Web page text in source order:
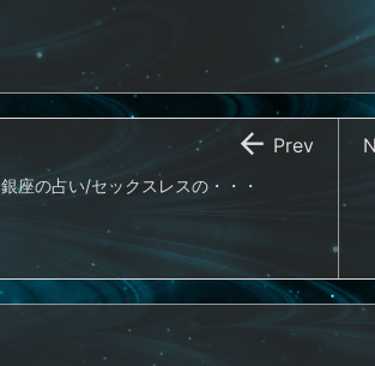
銀座の占い/セックスレスの・・・
 Prev